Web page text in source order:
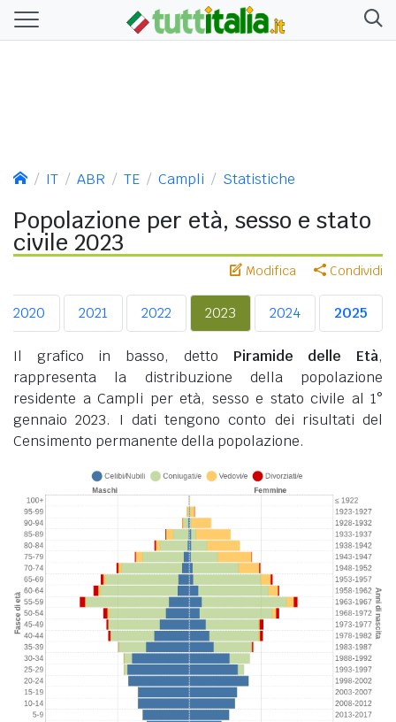
IT ABR TE Campli Statistiche
Popolazione per età, sesso e stato
civile 2023
Modifica Condividi
2020 2021 2022 2023 2024 2025
Il grafico in basso, detto Piramide delle Età,
rappresenta la distribuzione della popolazione
residente a Campli per età, sesso e stato civile al 1°
gennaio 2023. I dati tengono conto dei risultati del
Censimento permanente della popolazione.